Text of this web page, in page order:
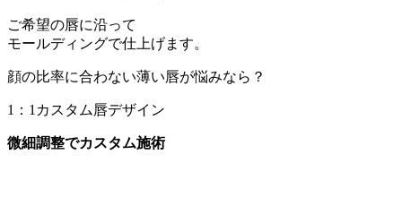
ご希望の唇に沿って
モールディングで仕上げます。
顔の比率に合わない薄い唇が悩みなら？
1：1カスタム唇デザイン
微細調整でカスタム施術